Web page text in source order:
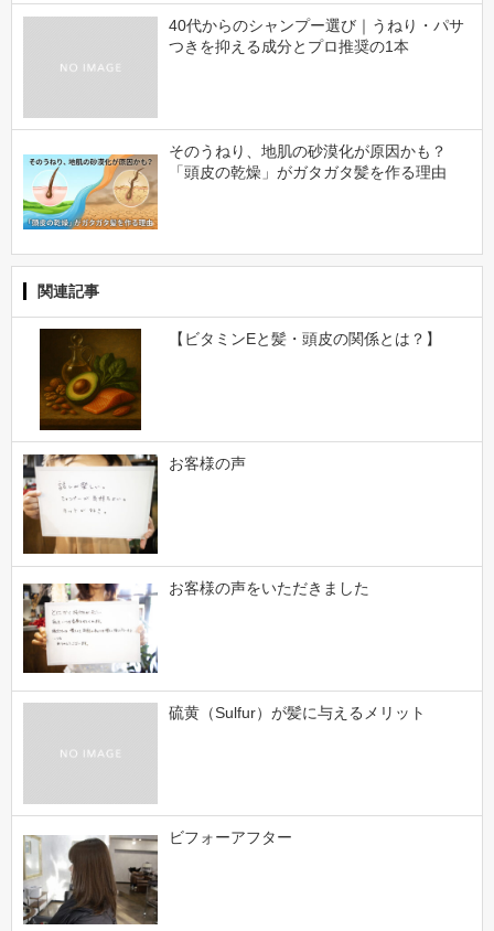
40代からのシャンプー選び｜うねり・パサ
つきを抑える成分とプロ推奨の1本
そのうねり、地肌の砂漠化が原因かも？
「頭皮の乾燥」がガタガタ髪を作る理由
関連記事
【ビタミンEと髪・頭皮の関係とは？】
お客様の声
お客様の声をいただきました
硫黄（Sulfur）が髪に与えるメリット
ビフォーアフター